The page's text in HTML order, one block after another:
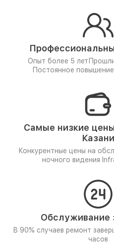
Опыт более 5 лет
Постоянное
Самые низкие
Казани
Конкурентные цены на
ночного видения
Обслуживание
В 90% случаев ремонт
часов